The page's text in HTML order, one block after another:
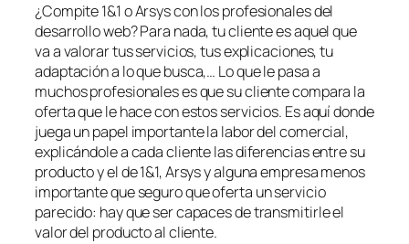
¿Compite 1&1 o Arsys con los profesionales del
desarrollo web? Para nada, tu cliente es aquel que
va a valorar tus servicios, tus explicaciones, tu
adaptación a lo que busca,… Lo que le pasa a
muchos profesionales es que su cliente compara la
oferta que le hace con estos servicios. Es aquí donde
juega un papel importante la labor del comercial,
explicándole a cada cliente las diferencias entre su
producto y el de 1&1, Arsys y alguna empresa menos
importante que seguro que oferta un servicio
parecido: hay que ser capaces de transmitirle el
valor del producto al cliente.